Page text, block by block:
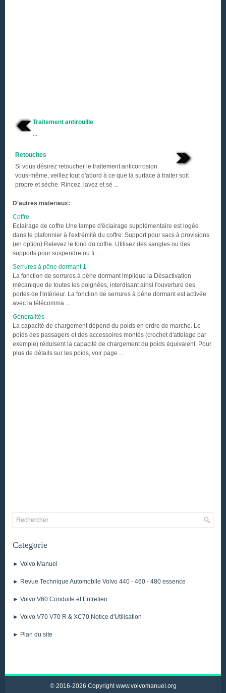
Traitement antirouille
...
Retouches
Si vous désirez retoucher le traitement anticorrosion
vous-même, veillez tout d'abord à ce que la surface à traiter soit
propre et sèche. Rincez, lavez et sé ...
D'autres materiaux:
Coffre
Eclairage de coffre Une lampe d'éclairage supplémentaire est logée
dans le plafonnier à l'extrémité du coffre. Support pour sacs à provisions
(en option) Relevez le fond du coffre. Utilisez des sangles ou des
supports pour suspendre ou fi ...
Serrures à pêne dormant 1
La fonction de serrures à pêne dormant implique la Désactivation
mécanique de toutes les poignées, interdisant ainsi l'ouverture des
portes de l'intérieur. La fonction de serrures à pêne dormant est activée
avec la télécomma ...
Généralités
La capacité de chargement dépend du poids en ordre de marche. Le
poids des passagers et des accessoires montés (crochet d'attelage par
exemple) réduisent la capacité de chargement du poids équivalent. Pour
plus de détails sur les poids, voir page ...
Categorie
► Volvo Manuel
► Revue Technique Automobile Volvo 440 - 460 - 480 essence
► Volvo V60 Conduite et Entretien
► Volvo V70 V70 R & XC70 Notice d'Utilisation
► Plan du site
© 2016-2026 Copyright www.volvomanuel.org